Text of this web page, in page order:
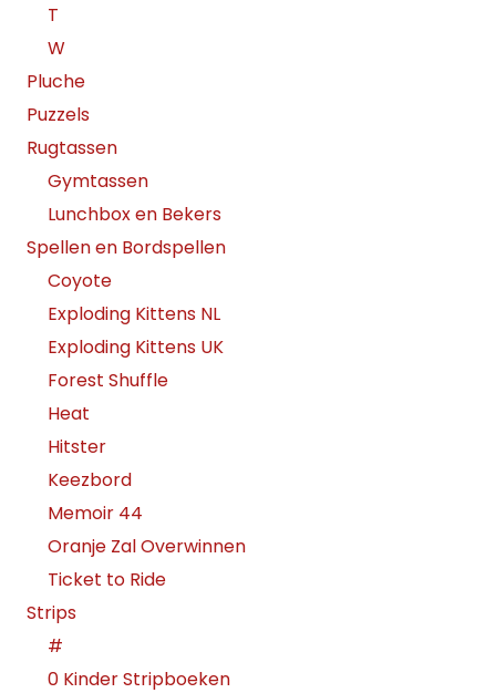
T
W
Pluche
Puzzels
Rugtassen
Gymtassen
Lunchbox en Bekers
Spellen en Bordspellen
Coyote
Exploding Kittens NL
Exploding Kittens UK
Forest Shuffle
Heat
Hitster
Keezbord
Memoir 44
Oranje Zal Overwinnen
Ticket to Ride
Strips
#
0 Kinder Stripboeken